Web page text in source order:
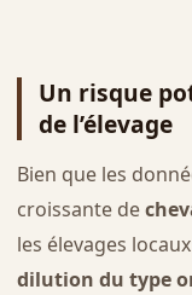
Un risque
de l’élevage
Bien que les
croissante de
les élevages
dilution du type